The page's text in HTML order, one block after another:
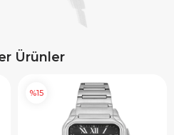
Ürünler
%15